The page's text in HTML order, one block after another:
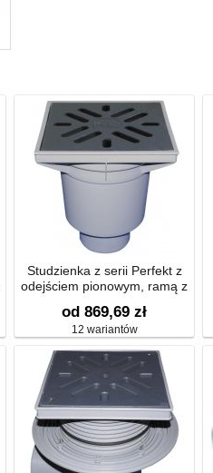
Studzienka z serii Perfekt z
odejściem pionowym, ramą z
244x244mm
od 869,69 zł
12 wariantów